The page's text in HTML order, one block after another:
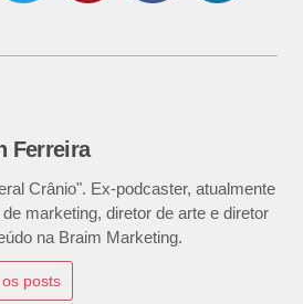
Ferreira
Crânio". Ex-podcaster, atualmente
marketing, diretor de arte e diretor
na Braim Marketing.
posts